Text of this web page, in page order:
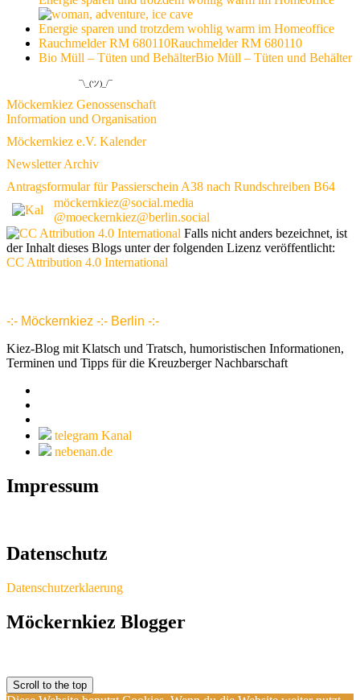
Energie sparen und trotzdem wohlig warm im Homeoffice
Rauchmelder RM 680110Rauchmelder RM 680110
Bio Müll – Tüten und BehälterBio Müll – Tüten und Behälter
¯\_(ツ)_/¯
Möckernkiez Genossenschaft
Information und Organisation
Möckernkiez e.V. Kalender
Newsletter Archiv
Antragsformular für Passierschein A38 nach Rundschreiben B64
möckernkiez@social.media
@moeckernkiez@berlin.social
Falls nicht anders bezeichnet, ist
der Inhalt dieses Blogs unter der folgenden Lizenz veröffentlicht:
CC Attribution 4.0 International
-:- Möckernkiez -:- Berlin -:-
Kiez-Blog mit Klatsch und Tratsch, humoristischen Informationen,
Terminen und Tipps für die Kreuzberger Nachbarschaft
telegram Kanal
nebenan.de
Impressum
Datenschutz
Datenschutzerklaerung
Möckernkiez Blogger
Scroll to the top